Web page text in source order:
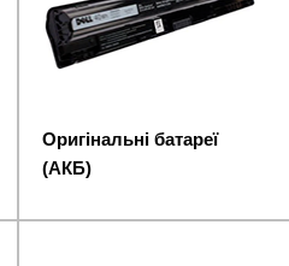
Оригінальні батареї
(АКБ)